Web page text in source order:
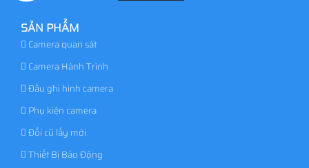
SẢN PHẨM
Camera quan sát
Camera Hành Trình
Đầu ghi hình camera
Phụ kiện camera
Đổi cũ lấy mới
Thiết Bị Báo Động